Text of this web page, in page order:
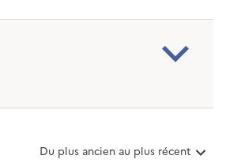
T
Du plus ancien au plus récent